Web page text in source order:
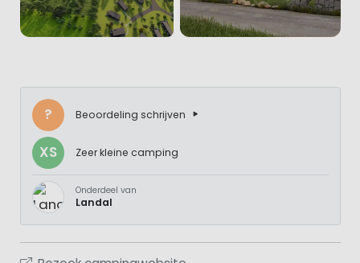
? Beoordeling schrijven
XS Zeer kleine camping
Onderdeel van
Landal